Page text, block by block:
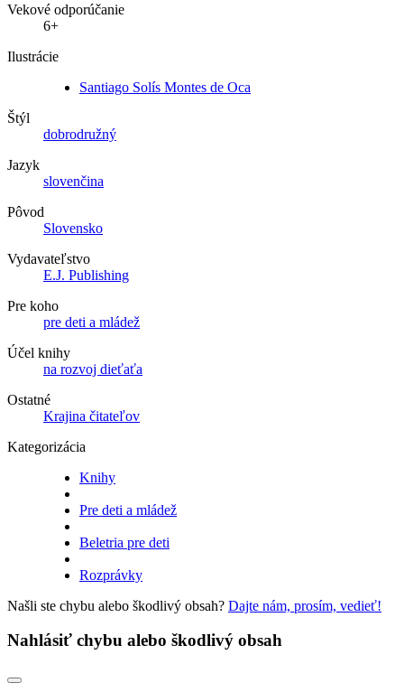
Vekové odporúčanie
6+
Ilustrácie
Santiago Solís Montes de Oca
Štýl
dobrodružný
Jazyk
slovenčina
Pôvod
Slovensko
Vydavateľstvo
E.J. Publishing
Pre koho
pre deti a mládež
Účel knihy
na rozvoj dieťaťa
Ostatné
Krajina čitateľov
Kategorizácia
Knihy
Pre deti a mládež
Beletria pre deti
Rozprávky
Našli ste chybu alebo škodlivý obsah? Dajte nám, prosím, vedieť!
Nahlásiť chybu alebo škodlivý obsah